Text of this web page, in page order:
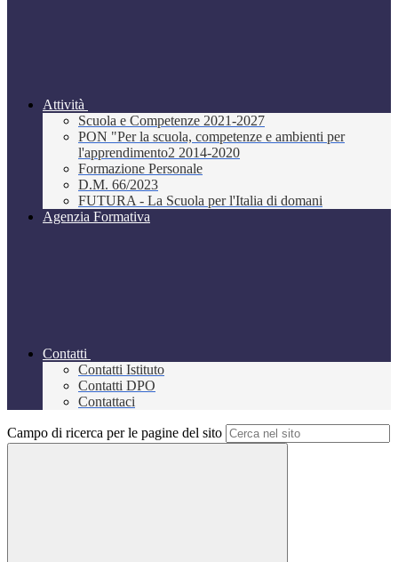
Attività
Scuola e Competenze 2021-2027
PON "Per la scuola, competenze e ambienti per
l'apprendimento2 2014-2020
Formazione Personale
D.M. 66/2023
FUTURA - La Scuola per l'Italia di domani
Agenzia Formativa
Contatti
Contatti Istituto
Contatti DPO
Contattaci
Campo di ricerca per le pagine del sito